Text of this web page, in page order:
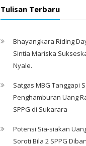
Tulisan Terbaru
Bhayangkara Riding
Sintia Mariska
Nyale. ‎
Satgas MBG Tanggapi
Penghamburan Uang
SPPG di Sukarara
Potensi Sia-siakan
Soroti Bila 2 SPPG